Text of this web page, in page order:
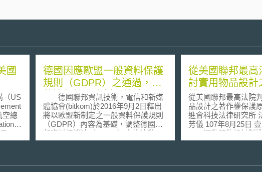
國
US
空總
，
，
無
旅
德國因應歐盟一般資料保護
規則（GDPR）之通過，即
將進行該國資料保護法
（BDSG）修正
德國聯邦資訊技術，電信和新媒
體協會(bitkom)於2016年9月2日釋出
將以歐盟新制定之一般資料保護規則
（GDPR）內容為基礎，調整德國聯
邦資料保護法（BDSG）之修法動
向。 德國政府正在緊鑼密鼓地調
從美國聯邦最高
討實用物品設計
護原則
從美國聯邦最高法院
品設計之著作權保護原則 資訊工
進會科技法律研究所
芳儀 107年8月25日 壹、事件摘要
運動服飾設計製造
Varsity Brands, Inc.